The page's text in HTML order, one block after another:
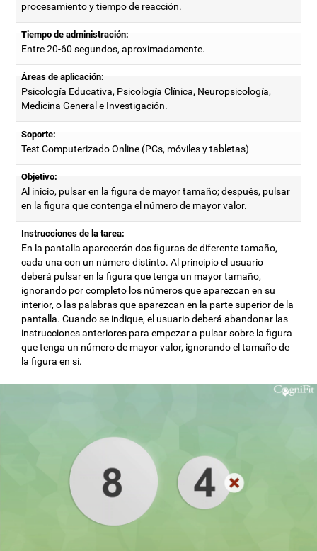
procesamiento y tiempo de reacción.
Tiempo de administración:
Entre 20-60 segundos, aproximadamente.
Áreas de aplicación:
Psicología Educativa, Psicología Clínica, Neuropsicología,
Medicina General e Investigación.
Soporte:
Test Computerizado Online (PCs, móviles y tabletas)
Objetivo:
Al inicio, pulsar en la figura de mayor tamaño; después, pulsar
en la figura que contenga el número de mayor valor.
Instrucciones de la tarea:
En la pantalla aparecerán dos figuras de diferente tamaño,
cada una con un número distinto. Al principio el usuario
deberá pulsar en la figura que tenga un mayor tamaño,
ignorando por completo los números que aparezcan en su
interior, o las palabras que aparezcan en la parte superior de la
pantalla. Cuando se indique, el usuario deberá abandonar las
instrucciones anteriores para empezar a pulsar sobre la figura
que tenga un número de mayor valor, ignorando el tamaño de
la figura en sí.